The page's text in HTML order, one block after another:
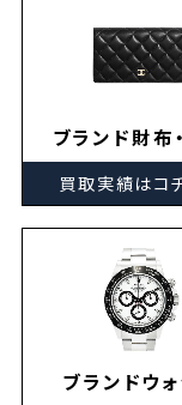
ブランド財布
買取実績はコ
ブランドウ